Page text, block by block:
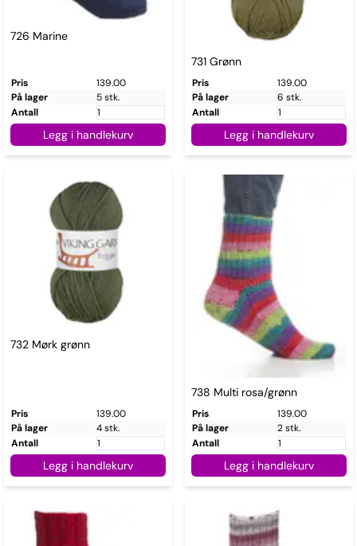
726 Marine
Pris
139.00
På lager
5 stk.
Antall
Legg i handlekurv
731 Grønn
Pris
139.00
På lager
6 stk.
Antall
Legg i handlekurv
732 Mørk grønn
Pris
139.00
På lager
4 stk.
Antall
Legg i handlekurv
738 Multi rosa/grønn
Pris
139.00
På lager
2 stk.
Antall
Legg i handlekurv